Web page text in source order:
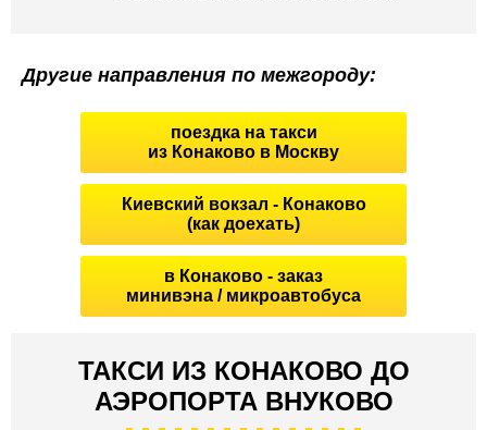
Другие направления по межгороду:
поездка на такси
из Конаково в Москву
Киевский вокзал - Конаково
(как доехать)
в Конаково - заказ
минивэна / микроавтобуса
ТАКСИ ИЗ КОНАКОВО ДО
АЭРОПОРТА ВНУКОВО